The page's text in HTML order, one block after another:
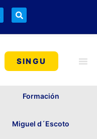
SINGU
Formación
Miguel d´Escoto